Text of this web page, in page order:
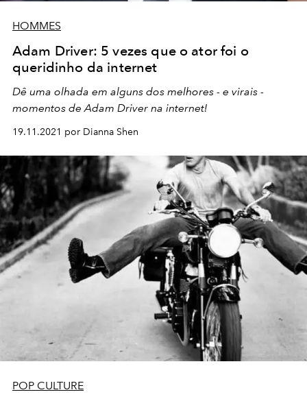
HOMMES
Adam Driver: 5 vezes que o ator foi o
queridinho da internet
Dê uma olhada em alguns dos melhores - e virais -
momentos de Adam Driver na internet!
19.11.2021 por Dianna Shen
POP CULTURE